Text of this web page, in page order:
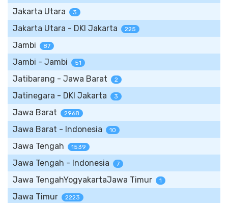
Jakarta Utara 3
Jakarta Utara - DKI Jakarta 225
Jambi 87
Jambi - Jambi 51
Jatibarang - Jawa Barat 2
Jatinegara - DKI Jakarta 3
Jawa Barat 2968
Jawa Barat - Indonesia 10
Jawa Tengah 1539
Jawa Tengah - Indonesia 7
Jawa TengahYogyakartaJawa Timur 1
Jawa Timur 2223